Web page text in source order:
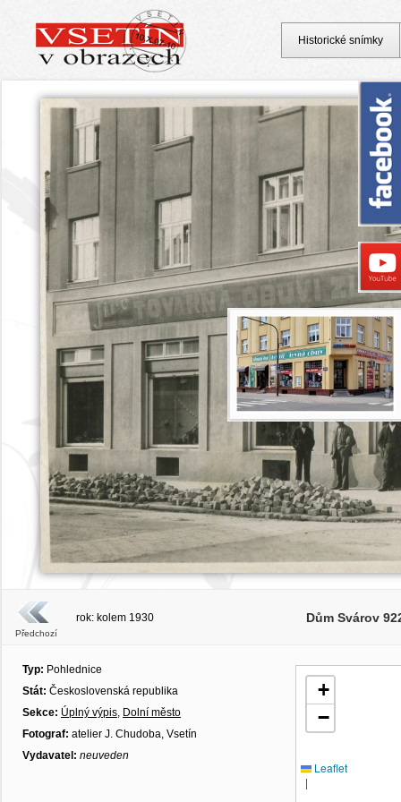
Předchozí
rok: kolem 1930 Dům Svárov
Typ: Pohlednice
Stát: Československá republika
Sekce: Úplný výpis, Dolní město
Fotograf: atelier J. Chudoba, Vsetín
Vydavatel: neuveden
+
−
Leaflet
|
Historické snímky